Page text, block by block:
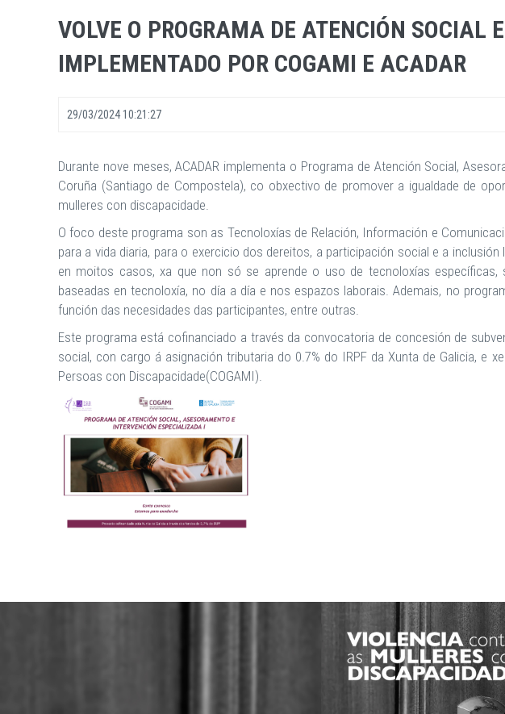
VOLVE O PROGRAMA DE ATENCIÓN SOCIAL
IMPLEMENTADO POR COGAMI E ACADAR
29/03/2024 10:21:27
Durante nove meses, ACADAR implementa o Programa de Atención Social,
Coruña (Santiago de Compostela), co obxectivo de promover a igualdade de
mulleres con discapacidade.
O foco deste programa son as Tecnoloxías de Relación, Información e
para a vida diaria, para o exercicio dos dereitos, a participación social e a
en moitos casos, xa que non só se aprende o uso de tecnoloxías
baseadas en tecnoloxía, no día a día e nos espazos laborais. Ademais, no
función das necesidades das participantes, entre outras.
Este programa está cofinanciado a través da convocatoria de concesión de
social, con cargo á asignación tributaria do 0.7% do IRPF da Xunta de Galicia, e
Persoas con Discapacidade(COGAMI).